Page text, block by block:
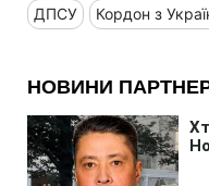
ДПСУ Кордон з